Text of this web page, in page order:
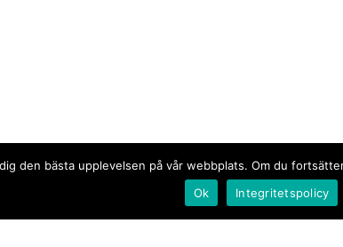
den bästa upplevelsen på vår webbplats. Om du
Ok
Integritetspolicy